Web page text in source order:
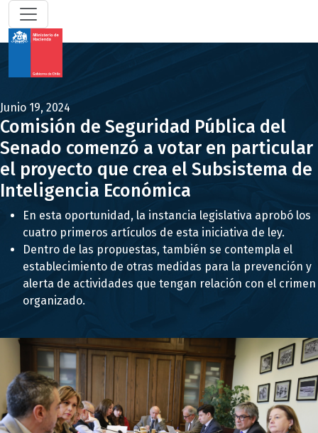
Junio 19, 2024
Comisión de Seguridad Pública del
Senado comenzó a votar en particular
el proyecto que crea el Subsistema de
Inteligencia Económica
En esta oportunidad, la instancia legislativa aprobó los
cuatro primeros artículos de esta iniciativa de ley.
Dentro de las propuestas, también se contempla el
establecimiento de otras medidas para la prevención y
alerta de actividades que tengan relación con el crimen
organizado.